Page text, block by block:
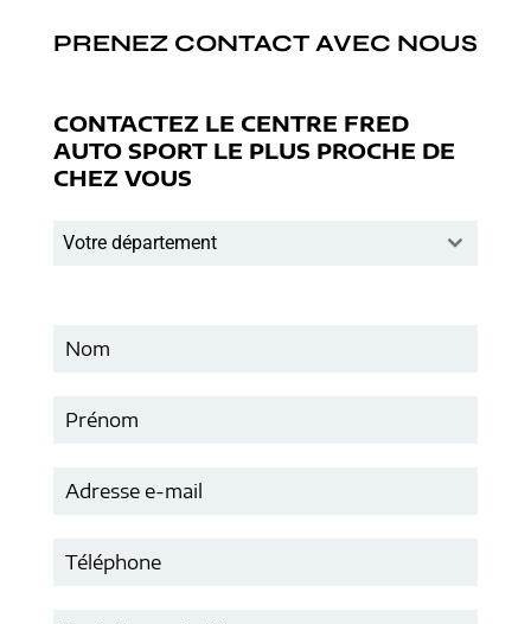
PRENEZ CONTACT AVEC NOUS
CONTACTEZ LE CENTRE FRED
AUTO SPORT LE PLUS PROCHE DE
CHEZ VOUS
Votre département